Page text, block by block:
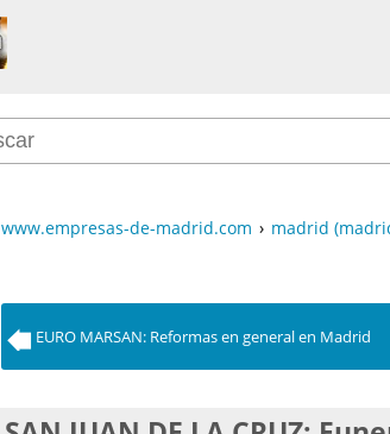
www.empresas-de-madrid.com › madrid
EURO MARSAN: Reformas en general en Madrid